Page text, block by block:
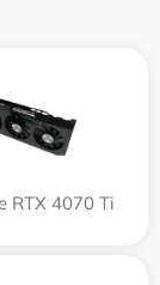
RTX 4070 Ti